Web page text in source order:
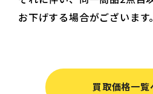
お下げする場合がございます。
買取価格一覧